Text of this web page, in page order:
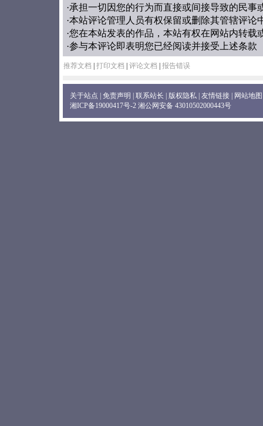
·承担一切因您的行为而直接或间接导致的民事
·本站评论管理人员有权保留或删除其管辖评论
·您在本站发表的作品，本站有权在网站内转载
·参与本评论即表明您已经阅读并接受上述条款
推荐文档 打印文档 评论文档 报告错误
关于站点 免责声明 联系站长 版权隐私 友情链接
网站地图
湘ICP备19000417号-2 湘公网安备 43010502000443号